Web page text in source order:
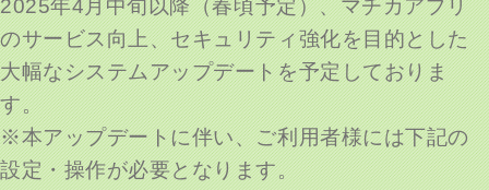
2025年4月中旬以降（春頃予定）、マチカアプリ
のサービス向上、セキュリティ強化を目的とした
大幅なシステムアップデートを予定しておりま
す。
※本アップデートに伴い、ご利用者様には下記の
設定・操作が必要となります。